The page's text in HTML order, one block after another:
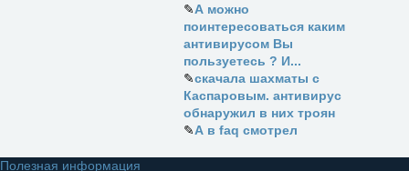
✎А можно
поинтересоваться каким
антивирусом Вы
пользуетесь ? И...
✎скачала шахматы с
Каспаровым. антивирус
обнаружил в них троян
✎А в faq смотрел
Полезная информация